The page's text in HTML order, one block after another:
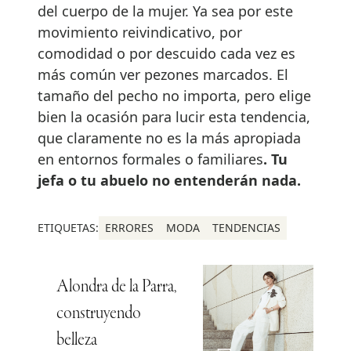
del cuerpo de la mujer. Ya sea por este
movimiento reivindicativo, por
comodidad o por descuido cada vez es
más común ver pezones marcados. El
tamaño del pecho no importa, pero elige
bien la ocasión para lucir esta tendencia,
que claramente no es la más apropiada
en entornos formales o familiares. Tu
jefa o tu abuelo no entenderán nada.
ETIQUETAS: ERRORES MODA TENDENCIAS
Alondra de la Parra,
construyendo
belleza